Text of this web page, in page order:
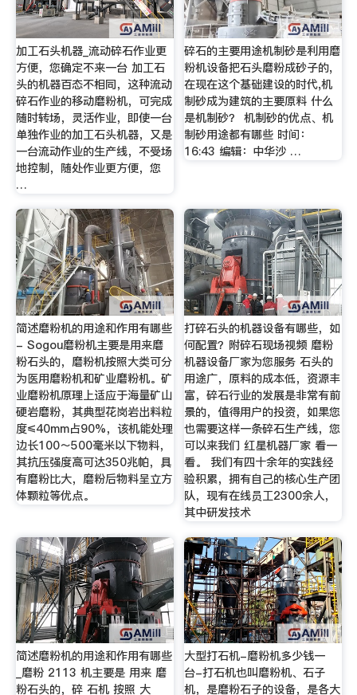
加工石头机器_流动碎石作业更
方便，您确定不来一台 加工石
头的机器百态不相同，这种流动
碎石作业的移动磨粉机，可完成
随时转场，灵活作业，即使一台
单独作业的加工石头机器，又是
一台流动作业的生产线，不受场
地控制，随处作业更方便，您
…
碎石的主要用途机制砂是利用磨
粉机设备把石头磨粉成砂子的,
在现在这个基础建设的时代,机
制砂成为建筑的主要原料 什么
是机制砂？ 机制砂的优点、机
制砂用途都有哪些 时间：
16:43 编辑：中华沙 …
简述磨粉机的用途和作用有哪些
- Sogou磨粉机主要是用来磨
粉石头的，磨粉机按照大类可分
为医用磨粉机和矿业磨粉机。矿
业磨粉机原理上适应于海量矿山
硬岩磨粉，其典型花岗岩出料粒
度≤40mm占90%，该机能处理
边长100～500毫米以下物料，
其抗压强度高可达350兆帕，具
有磨粉比大，磨粉后物料呈立方
体颗粒等优点。
打碎石头的机器设备有哪些，如
何配置？附碎石现场视频 磨粉
机器设备厂家为您服务 石头的
用途广，原料的成本低，资源丰
富，碎石行业的发展是非常有前
景的，值得用户的投资，如果您
也需要这样一条碎石生产线，您
可以来我们 红星机器厂家 看一
看。 我们有四十余年的实践经
验积累，拥有自己的核心生产团
队，现有在线员工2300余人，
其中研发技术
简述磨粉机的用途和作用有哪些
_磨粉 2113 机主要是 用来 磨
粉石头的，碎 石机 按照 大
大型打石机-磨粉机多少钱一
台-打石机也叫磨粉机、石子
机，是磨粉石子的设备，是各大